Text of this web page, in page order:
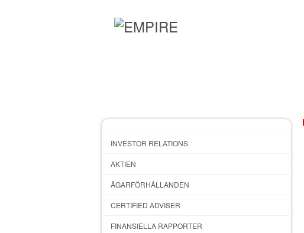
INVESTOR RELATIONS
AKTIEN
ÄGARFÖRHÅLLANDEN
CERTIFIED ADVISER
FINANSIELLA RAPPORTER